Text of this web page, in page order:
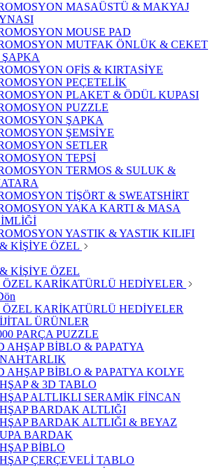
MASAÜSTÜ & MAKYAJ
MOUSE PAD
MUTFAK ÖNLÜK & CEKET
OFİS & KIRTASİYE
PEÇETELİK
PLAKET & ÖDÜL KUPASI
PUZZLE
ŞAPKA
ŞEMSİYE
SETLER
TEPSİ
TERMOS & SULUK &
TİŞÖRT & SWEATSHİRT
YAKA KARTI & MASA
YASTIK & YASTIK KILIFI
KİŞİYE ÖZEL
KİŞİYE ÖZEL
KARİKATÜRLÜ HEDİYELER
KARİKATÜRLÜ HEDİYELER
ÜRÜNLER
PARÇA PUZZLE
AHŞAP BİBLO & PAPATYA
AHŞAP BİBLO & PAPATYA KOLYE
& 3D TABLO
ALTLIKLI SERAMİK FİNCAN
BARDAK ALTLIĞI
BARDAK ALTLIĞI & BEYAZ
BARDAK
BİBLO
ÇERÇEVELİ TABLO